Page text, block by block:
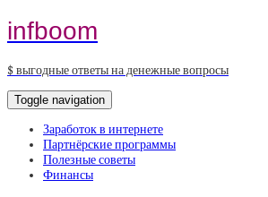
infboom
$ выгодные ответы на денежные вопросы
Toggle navigation
Заработок в интернете
Партнёрские программы
Полезные советы
Финансы